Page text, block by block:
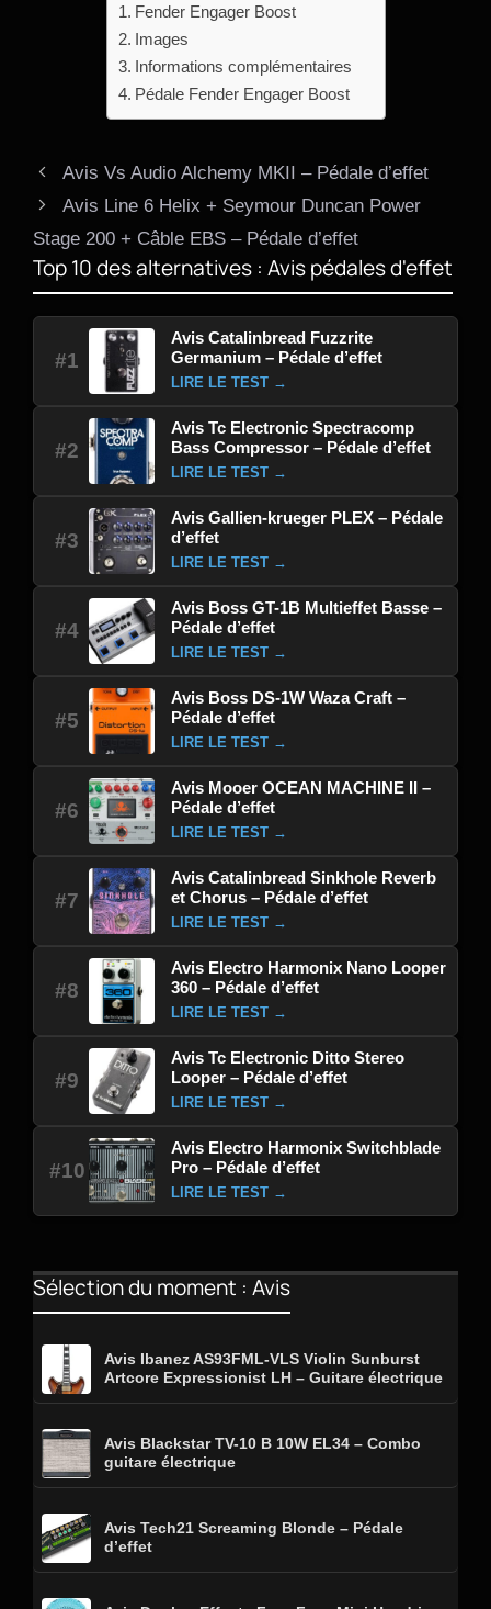
Fender Engager Boost
Images
Informations complémentaires
Pédale Fender Engager Boost
Avis Vs Audio Alchemy MKII – Pédale d’effet
Avis Line 6 Helix + Seymour Duncan Power
Stage 200 + Câble EBS – Pédale d’effet
Top 10 des alternatives : Avis pédales d'effet
#1
Avis Catalinbread Fuzzrite
Germanium – Pédale d’effet
LIRE LE TEST →
#2
Avis Tc Electronic Spectracomp
Bass Compressor – Pédale d’effet
LIRE LE TEST →
#3
Avis Gallien-krueger PLEX – Pédale
d’effet
LIRE LE TEST →
#4
Avis Boss GT-1B Multieffet Basse –
Pédale d’effet
LIRE LE TEST →
#5
Avis Boss DS-1W Waza Craft –
Pédale d’effet
LIRE LE TEST →
#6
Avis Mooer OCEAN MACHINE II –
Pédale d’effet
LIRE LE TEST →
#7
Avis Catalinbread Sinkhole Reverb
et Chorus – Pédale d’effet
LIRE LE TEST →
#8
Avis Electro Harmonix Nano Looper
360 – Pédale d’effet
LIRE LE TEST →
#9
Avis Tc Electronic Ditto Stereo
Looper – Pédale d’effet
LIRE LE TEST →
#10
Avis Electro Harmonix Switchblade
Pro – Pédale d’effet
LIRE LE TEST →
Sélection du moment : Avis
Avis Ibanez AS93FML-VLS Violin Sunburst
Artcore Expressionist LH – Guitare électrique
Avis Blackstar TV-10 B 10W EL34 – Combo
guitare électrique
Avis Tech21 Screaming Blonde – Pédale
d’effet